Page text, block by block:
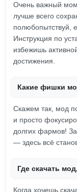
Очень важный
лучше всего
полюбопытствуй,
Инструкция по
избежишь
достижения.
Какие фишки
Скажем так, мод
и просто
долгих фармов!
— здесь всё
Где скачать
Когда хочешь